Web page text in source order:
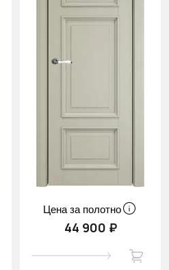
Цена за полотно
44 900 ₽